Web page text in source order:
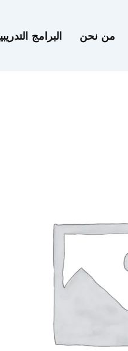
من نحن البرامج